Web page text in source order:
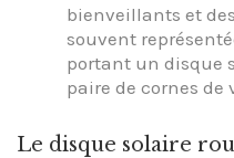
bienveillants et
souvent
portant un disque
paire de cornes de
Le disque solaire